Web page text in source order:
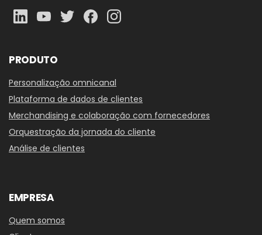
PRODUTO
Personalização omnicanal
Plataforma de dados de clientes
Merchandising e colaboração com fornecedores
Orquestração da jornada do cliente
Análise de clientes
EMPRESA
Quem somos